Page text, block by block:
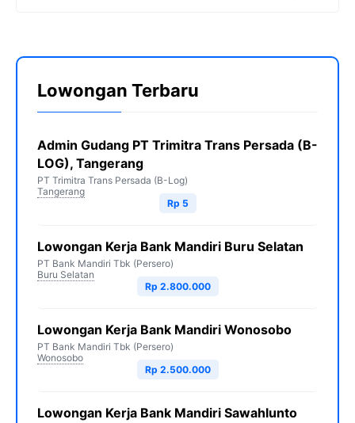
Lowongan Terbaru
Admin Gudang PT Trimitra Trans Persada (B-
LOG), Tangerang
PT Trimitra Trans Persada (B-Log)
Tangerang
Rp 5
Lowongan Kerja Bank Mandiri Buru Selatan
PT Bank Mandiri Tbk (Persero)
Buru Selatan
Rp 2.800.000
Lowongan Kerja Bank Mandiri Wonosobo
PT Bank Mandiri Tbk (Persero)
Wonosobo
Rp 2.500.000
Lowongan Kerja Bank Mandiri Sawahlunto